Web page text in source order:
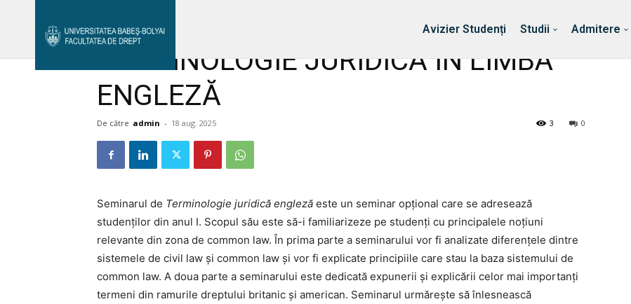
Avizier Studenți Erasmus & Internațional Despre Facultate Știri
Bibliotecă & Reviste
Avizier Studenți Studii Admitere
TERMINOLOGIE JURIDICĂ ÎN LIMBA
ENGLEZĂ
De către admin - 18 aug. 2025 0
3
Seminarul de Terminologie juridică engleză este un seminar opțional care se adresează
studenților din anul I. Scopul său este să-i familiarizeze pe studenți cu principalele noțiuni
relevante din zona de common law. În prima parte a seminarului vor fi analizate diferențele dintre
sistemele de civil law și common law și vor fi explicate principiile care stau la baza sistemului de
common law. A doua parte a seminarului este dedicată expunerii și explicării celor mai importanți
termeni din ramurile dreptului britanic și american. Seminarul urmărește să înlesnească